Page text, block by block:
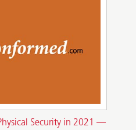
Security in 2021 —